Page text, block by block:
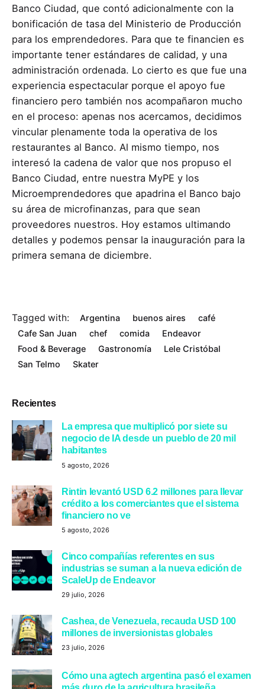
Recientes
La empresa que multiplicó por siete su
negocio de IA desde un pueblo de 20 mil
habitantes
5 agosto, 2026
Rintin levantó USD 6.2 millones para llevar
crédito a los comerciantes que el sistema
financiero no ve
5 agosto, 2026
Cinco compañías referentes en sus
industrias se suman a la nueva edición de
ScaleUp de Endeavor
29 julio, 2026
Cashea, de Venezuela, recauda USD 100
millones de inversionistas globales
23 julio, 2026
Cómo una agtech argentina pasó el examen
Banco Ciudad, que contó adicionalmente con la
bonificación de tasa del Ministerio de Producción
para los emprendedores. Para que te financien es
importante tener estándares de calidad, y una
administración ordenada. Lo cierto es que fue una
experiencia espectacular porque el apoyo fue
financiero pero también nos acompañaron mucho
en el proceso: apenas nos acercamos, decidimos
vincular plenamente toda la operativa de los
restaurantes al Banco. Al mismo tiempo, nos
interesó la cadena de valor que nos propuso el
Banco Ciudad, entre nuestra MyPE y los
Microemprendedores que apadrina el Banco bajo
su área de microfinanzas, para que sean
proveedores nuestros. Hoy estamos ultimando
detalles y podemos pensar la inauguración para la
primera semana de diciembre.
Tagged with: Argentina buenos aires
café
Cafe San Juan
chef comida
Endeavor
Food & Beverage
Gastronomía
Lele Cristóbal
San Telmo
Skater